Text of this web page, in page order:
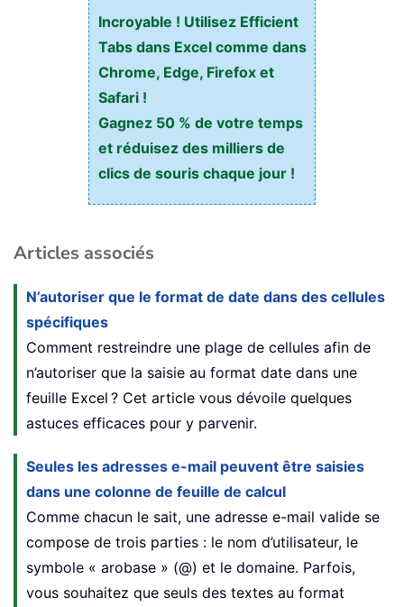
Incroyable ! Utilisez Efficient
Tabs dans Excel comme dans
Chrome, Edge, Firefox et
Safari !
Gagnez 50 % de votre temps
et réduisez des milliers de
clics de souris chaque jour !
Articles associés
N’autoriser que le format de date dans des cellules
spécifiques
Comment restreindre une plage de cellules afin de
n’autoriser que la saisie au format date dans une
feuille Excel ? Cet article vous dévoile quelques
astuces efficaces pour y parvenir.
Seules les adresses e-mail peuvent être saisies
dans une colonne de feuille de calcul
Comme chacun le sait, une adresse e-mail valide se
compose de trois parties : le nom d’utilisateur, le
symbole « arobase » (@) et le domaine. Parfois,
vous souhaitez que seuls des textes au format